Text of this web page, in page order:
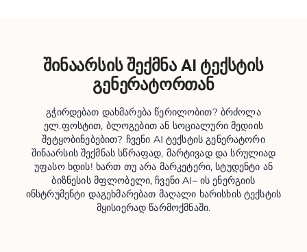
შინაარსის შექმნა AI ტექსტის
გენერატორთან
გჭირდებათ დახმარება წერილობით? ბრძოლა
ელ.ფოსტით, ბლოგებით ან სოციალური მედიის
შეტყობინებებით? ჩვენი AI ტექსტის გენერატორი
შინაარსის შექმნას სწრაფად, მარტივად და სრულიად
უფასო ხდის! ხართ თუ არა მარკეტერი, სტუდენტი ან
ბიზნესის მფლობელი, ჩვენი AI– ის ენერგიის
ინსტრუმენტი დაგეხმარებათ მაღალი ხარისხის ტექსტის
მყისიერად წარმოქმნაში.